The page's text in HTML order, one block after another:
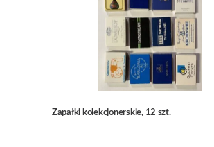
Zapałki kolekcjonerskie, 12 szt.